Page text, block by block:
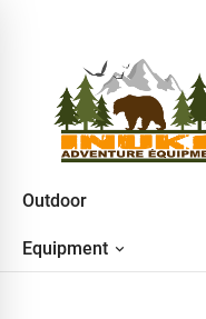
Outdoor
Equipment